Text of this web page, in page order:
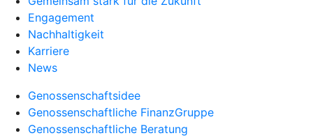
Engagement
Nachhaltigkeit
Karriere
News
Genossenschaftsidee
Genossenschaftliche FinanzGruppe
Genossenschaftliche Beratung